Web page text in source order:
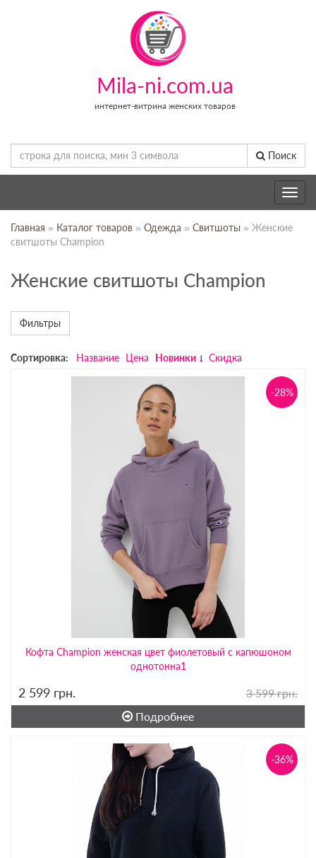
Mila-ni.com.ua
интернет-витрина женских товаров
Поиск
Toggle
Главная » Каталог товаров » Одежда » Свитшоты » Женские
свитшоты Champion
Женские свитшоты Champion
Фильтры
Сортировка: Название Цена Новинки Скидка
Кофта Champion женская цвет фиолетовый с капюшоном
однотонна1
-28%
2 599 грн.
3 599 грн.
Подробнее
-36%